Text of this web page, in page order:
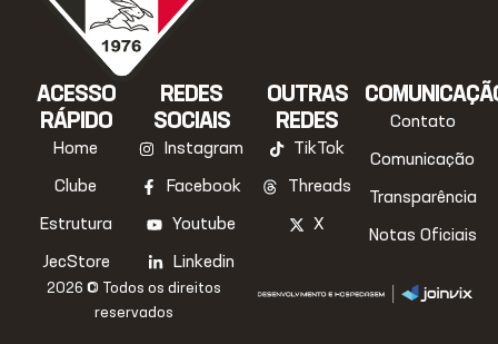
ACESSO
RÁPIDO
Home
Clube
Estrutura
JecStore
REDES
SOCIAIS
Instagram
Facebook
Youtube
Linkedin
OUTRAS
REDES
TikTok
Threads
X
Contato
Comunicação
Transparência
Notas Oficiais
2026 © Todos os direitos
reservados